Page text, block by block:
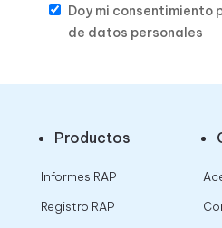
Doy mi consentimiento
de datos personales
Productos
Informes RAP
Registro RAP